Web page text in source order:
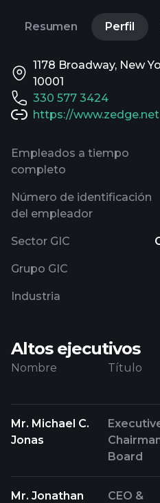
Resumen Perfil
1178 Broadway, New
10001
330 577 3424
https://www.zedge.net
Empleados a tiempo
completo
Número de identificación
del empleador
Sector GIC
Grupo GIC
Industria
Altos ejecutivos
Nombre Título
Mr. Michael C.
Jonas
Board
Mr. Jonathan
CEO &